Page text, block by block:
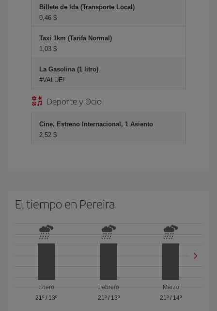
Billete de Ida (Transporte Local)
0,46 $
Taxi 1km (Tarifa Normal)
1,03 $
La Gasolina (1 litro)
#VALUE!
Deporte y Ocio
Cine, Estreno Internacional, 1 Asiento
2,52 $
El tiempo en Pereira
Enero
21º/ 13º
Febrero
21º/ 13º
Marzo
21º / 14º